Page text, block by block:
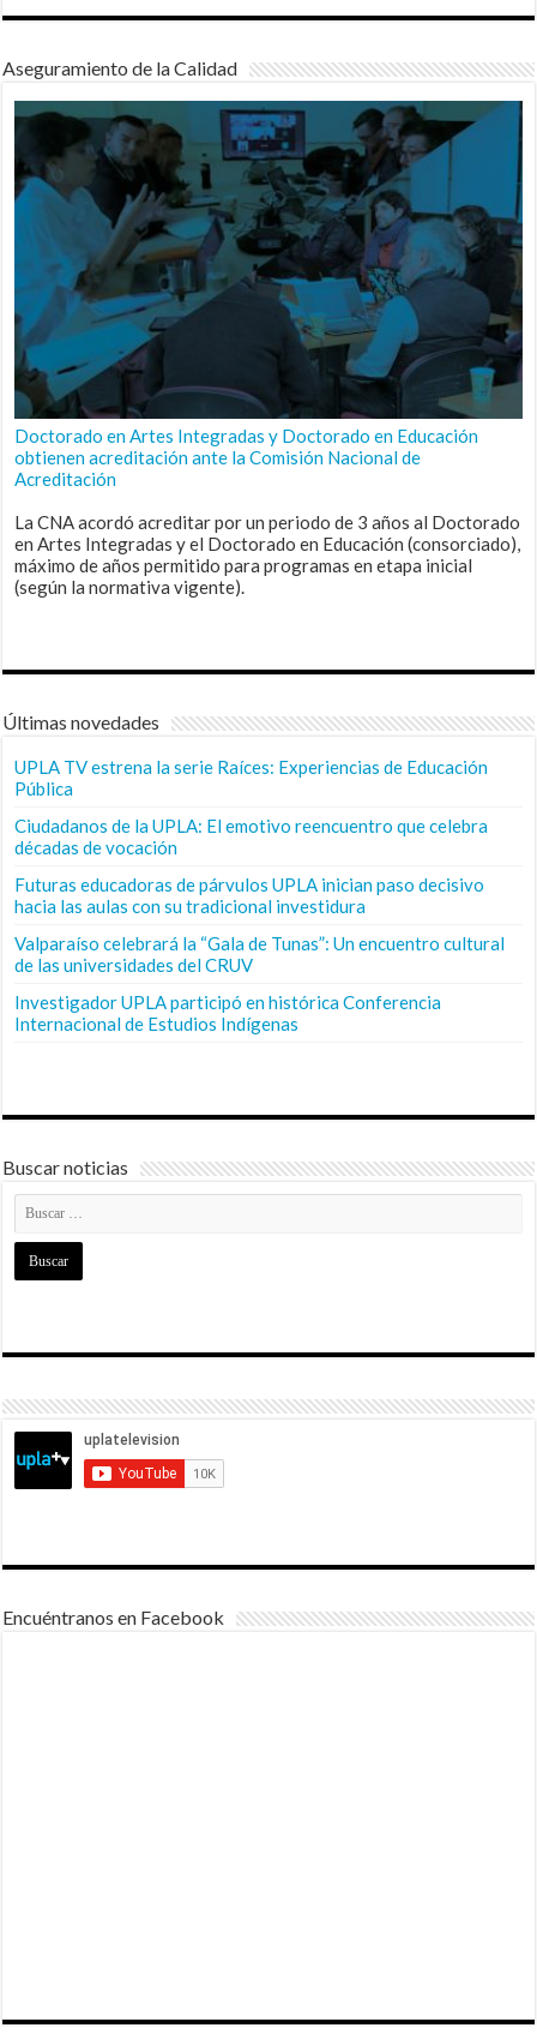
Aseguramiento de la Calidad
Doctorado en Artes Integradas y Doctorado en Educación
obtienen acreditación ante la Comisión Nacional de
Acreditación
La CNA acordó acreditar por un periodo de 3 años al Doctorado
en Artes Integradas y el Doctorado en Educación (consorciado),
máximo de años permitido para programas en etapa inicial
(según la normativa vigente).
Últimas novedades
UPLA TV estrena la serie Raíces: Experiencias de Educación
Pública
Ciudadanos de la UPLA: El emotivo reencuentro que celebra
décadas de vocación
Futuras educadoras de párvulos UPLA inician paso decisivo
hacia las aulas con su tradicional investidura
Valparaíso celebrará la “Gala de Tunas”: Un encuentro cultural
de las universidades del CRUV
Investigador UPLA participó en histórica Conferencia
Internacional de Estudios Indígenas
Buscar noticias
Encuéntranos en Facebook